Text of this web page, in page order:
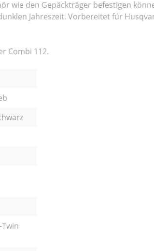
wie den Gepäckträger befestigen
Jahreszeit. Vorbereitet für
Combi 112.
Twin